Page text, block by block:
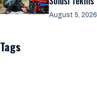
August 5, 2026
Tags